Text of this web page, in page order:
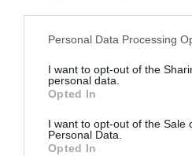
Personal Data Processing
I want to opt-out of the
personal data.
Opted In
I want to opt-out of the Sale
Personal Data.
Opted In
kvadratni meter strehe.
območje žalske občine,
iz osmih objektov
kraju Založe prekrili
gospodarskega objekta z